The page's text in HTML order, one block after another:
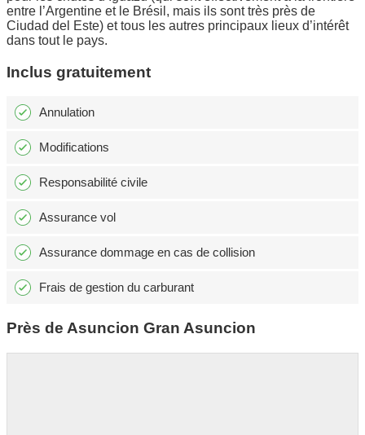
entre l’Argentine et le Brésil, mais ils sont très près de
Ciudad del Este) et tous les autres principaux lieux d’intérêt
dans tout le pays.
Inclus gratuitement
Annulation
Modifications
Responsabilité civile
Assurance vol
Assurance dommage en cas de collision
Frais de gestion du carburant
Près de Asuncion Gran Asuncion